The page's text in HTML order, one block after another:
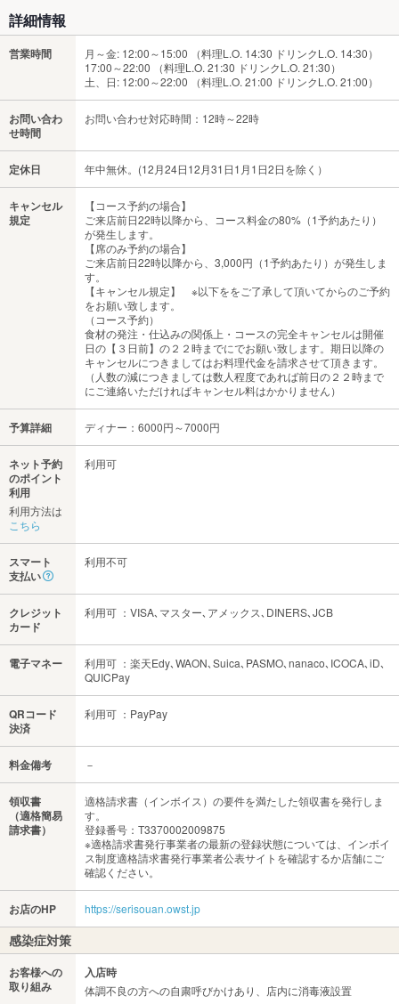
詳細情報
営業時間
月～金: 12:00～15:00 （料理L.O. 14:30 ドリンクL.O. 14:30）
17:00～22:00 （料理L.O. 21:30 ドリンクL.O. 21:30）
土、日: 12:00～22:00 （料理L.O. 21:00 ドリンクL.O. 21:00）
お問い合わ
せ時間
お問い合わせ対応時間：12時～22時
定休日 年中無休。(12月24日12月31日1月1日2日を除く）
キャンセル
規定
【コース予約の場合】
ご来店前日22時以降から、コース料金の80%（1予約あたり）
が発生します。
【席のみ予約の場合】
ご来店前日22時以降から、3,000円（1予約あたり）が発生しま
す。
【キャンセル規定】 ※以下ををご了承して頂いてからのご予約
をお願い致します。
（コース予約）
食材の発注・仕込みの関係上・コースの完全キャンセルは開催
日の【３日前】の２２時までにでお願い致します。期日以降の
キャンセルにつきましてはお料理代金を請求させて頂きます。
（人数の減につきましては数人程度であれば前日の２２時まで
にご連絡いただければキャンセル料はかかりません）
予算詳細 ディナー：6000円～7000円
ネット予約
のポイント
利用
利用方法は
こちら
利用可
スマート
支払い
利用不可
クレジット
カード
利用可 ：VISA､マスター､アメックス､DINERS､JCB
電子マネー
利用可 ：楽天Edy､WAON､Suica､PASMO､nanaco､ICOCA､iD､
QUICPay
QRコード
決済
利用可 ：PayPay
料金備考 －
領収書
（適格簡易
請求書）
適格請求書（インボイス）の要件を満たした領収書を発行しま
す。
登録番号：T3370002009875
※適格請求書発行事業者の最新の登録状態については、インボイ
ス制度適格請求書発行事業者公表サイトを確認するか店舗にご
確認ください。
お店のHP https://serisouan.owst.jp
感染症対策
お客様への
取り組み
入店時
体調不良の方への自粛呼びかけあり、店内に消毒液設置